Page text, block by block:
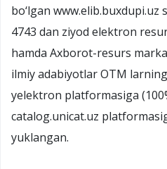
bo‘lgan www.elib.buxdupi.uz
4743 dan ziyod elektron
hamda Axborot-resurs
ilmiy adabiyotlar OTM
yelektron platformasiga
catalog.unicat.uz
yuklangan.